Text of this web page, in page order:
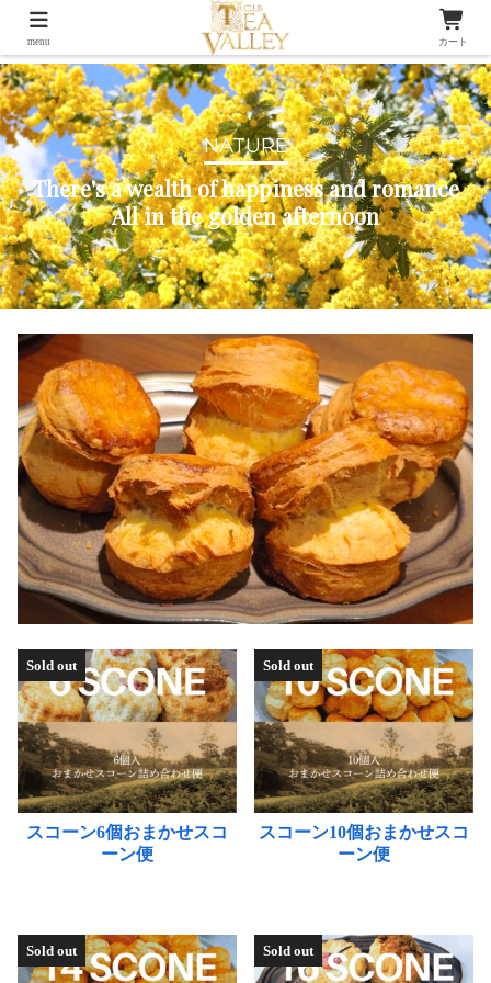
NATURE
There's a wealth of happiness and romance
All in the golden afternoon
Sold out
スコーン6個おまかせスコ
ーン便
商
Sold out
スコーン10個おまかせスコ
ーン便
商
Sold out Sold out
menu カート